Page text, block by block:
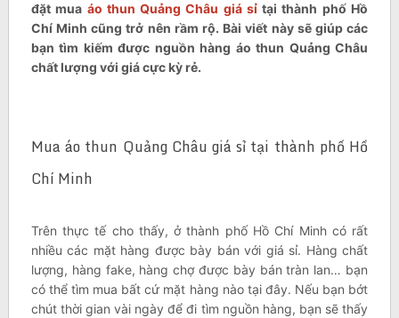
đặt mua áo thun Quảng Châu giá sỉtại thành phố Hồ
Chí Minh cũng trở nên rầm rộ. Bài viết này sẽ giúp các
bạn tìm kiếm được nguồn hàng áo thun Quảng Châu
chất lượng với giá cực kỳ rẻ.
Mua áo thun Quảng Châu giá sỉ tại thành phố Hồ
Chí Minh
Trên thực tế cho thấy, ở thành phố Hồ Chí Minh có rất
nhiều các mặt hàng được bày bán với giá sỉ. Hàng chất
lượng, hàng fake, hàng chợ được bày bán tràn lan… bạn
có thể tìm mua bất cứ mặt hàng nào tại đây. Nếu bạn bớt
chút thời gian vài ngày để đi tìm nguồn hàng, bạn sẽ thấy